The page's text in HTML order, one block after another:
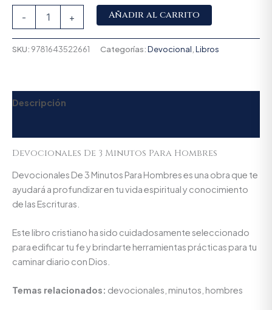
- + Añadir al carrito
SKU: 9781643522661 Categorías:Devocional Libros
Descripción
Devocionales De 3 Minutos Para Hombres
Devocionales De 3 Minutos Para Hombres es una obra que te
ayudará a profundizar en tu vida espiritual y conocimiento
de las Escrituras.
Este libro cristiano ha sido cuidadosamente seleccionado
para edificar tu fe y brindarte herramientas prácticas para tu
caminar diario con Dios.
Temas relacionados: devocionales, minutos, hombres